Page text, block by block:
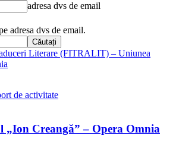
adresa dvs de email
adresa dvs de email.
Literare (FITRALIT) – Uniunea
de activitate
„Ion Creangă” – Opera Omnia